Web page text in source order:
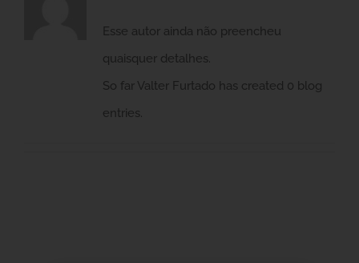
Esse autor ainda não preencheu
quaisquer detalhes.
So far Valter Furtado has created 0 blog
entries.